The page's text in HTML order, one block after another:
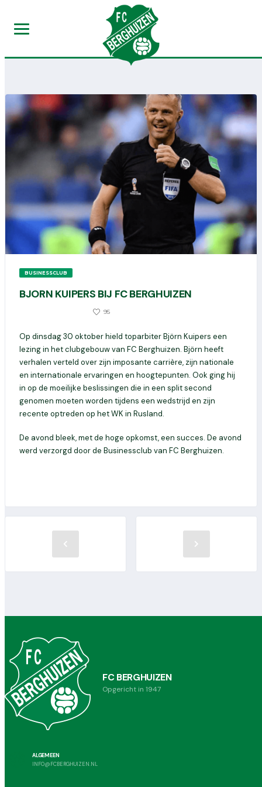
BUSINESSCLUB
BJORN KUIPERS BIJ FC BERGHUIZEN
95
Op dinsdag 30 oktober hield toparbiter Björn Kuipers een
lezing in het clubgebouw van FC Berghuizen. Björn heeft
verhalen verteld over zijn imposante carrière, zijn nationale
en internationale ervaringen en hoogtepunten. Ook ging hij
in op de moeilijke beslissingen die in een split second
genomen moeten worden tijdens een wedstrijd en zijn
recente optreden op het WK in Rusland.
De avond bleek, met de hoge opkomst, een succes. De avond
werd verzorgd door de Businessclub van FC Berghuizen.
FC BERGHUIZEN
Opgericht in 1947
ALGEMEEN
INFO@FCBERGHUIZEN.NL